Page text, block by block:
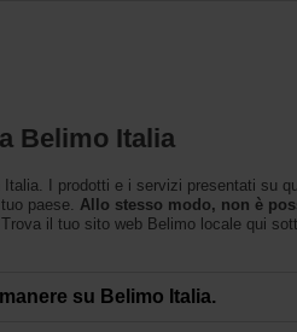
URL "https://
Belimo Italia
Italia. I prodotti e i servizi presentati su
paese. Allo stesso modo, non è
Trova il tuo sito web Belimo locale qui
su Belimo Italia.